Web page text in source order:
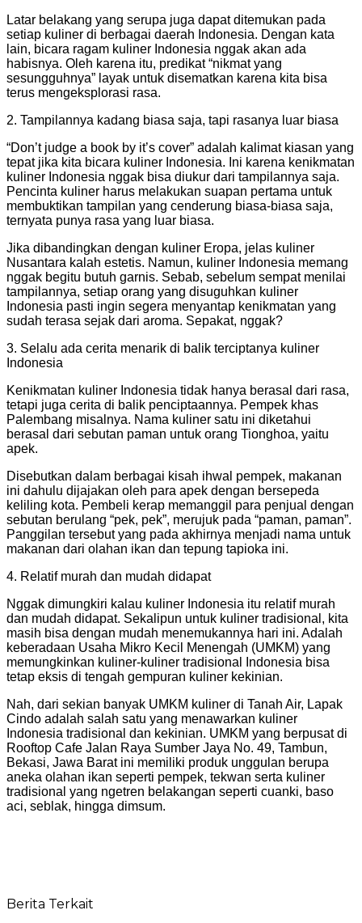
Latar belakang yang serupa juga dapat ditemukan pada
setiap kuliner di berbagai daerah Indonesia. Dengan kata
lain, bicara ragam kuliner Indonesia nggak akan ada
habisnya. Oleh karena itu, predikat “nikmat yang
sesungguhnya” layak untuk disematkan karena kita bisa
terus mengeksplorasi rasa.
2. Tampilannya kadang biasa saja, tapi rasanya luar biasa
“Don’t judge a book by it’s cover” adalah kalimat kiasan yang
tepat jika kita bicara kuliner Indonesia. Ini karena kenikmatan
kuliner Indonesia nggak bisa diukur dari tampilannya saja.
Pencinta kuliner harus melakukan suapan pertama untuk
membuktikan tampilan yang cenderung biasa-biasa saja,
ternyata punya rasa yang luar biasa.
Jika dibandingkan dengan kuliner Eropa, jelas kuliner
Nusantara kalah estetis. Namun, kuliner Indonesia memang
nggak begitu butuh garnis. Sebab, sebelum sempat menilai
tampilannya, setiap orang yang disuguhkan kuliner
Indonesia pasti ingin segera menyantap kenikmatan yang
sudah terasa sejak dari aroma. Sepakat, nggak?
3. Selalu ada cerita menarik di balik terciptanya kuliner
Indonesia
Kenikmatan kuliner Indonesia tidak hanya berasal dari rasa,
tetapi juga cerita di balik penciptaannya. Pempek khas
Palembang misalnya. Nama kuliner satu ini diketahui
berasal dari sebutan paman untuk orang Tionghoa, yaitu
apek.
Disebutkan dalam berbagai kisah ihwal pempek, makanan
ini dahulu dijajakan oleh para apek dengan bersepeda
keliling kota. Pembeli kerap memanggil para penjual dengan
sebutan berulang “pek, pek”, merujuk pada “paman, paman”.
Panggilan tersebut yang pada akhirnya menjadi nama untuk
makanan dari olahan ikan dan tepung tapioka ini.
4. Relatif murah dan mudah didapat
Nggak dimungkiri kalau kuliner Indonesia itu relatif murah
dan mudah didapat. Sekalipun untuk kuliner tradisional, kita
masih bisa dengan mudah menemukannya hari ini. Adalah
keberadaan Usaha Mikro Kecil Menengah (UMKM) yang
memungkinkan kuliner-kuliner tradisional Indonesia bisa
tetap eksis di tengah gempuran kuliner kekinian.
Nah, dari sekian banyak UMKM kuliner di Tanah Air, Lapak
Cindo adalah salah satu yang menawarkan kuliner
Indonesia tradisional dan kekinian. UMKM yang berpusat di
Rooftop Cafe Jalan Raya Sumber Jaya No. 49, Tambun,
Bekasi, Jawa Barat ini memiliki produk unggulan berupa
aneka olahan ikan seperti pempek, tekwan serta kuliner
tradisional yang ngetren belakangan seperti cuanki, baso
aci, seblak, hingga dimsum.
Berita Terkait